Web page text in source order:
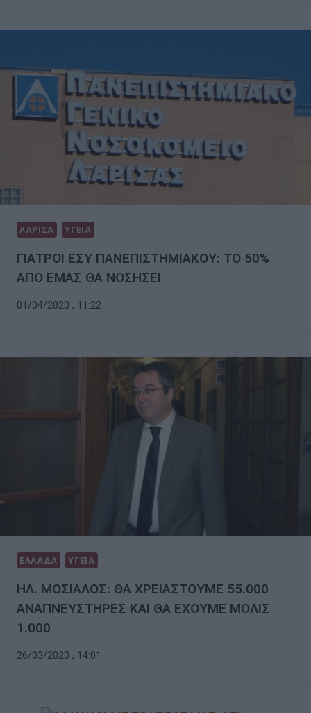
ΛΑΡΙΣΑ ΥΓΕΙΑ
ΓΙΑΤΡΟΙ ΕΣΥ ΠΑΝΕΠΙΣΤΗΜΙΑΚΟΥ: ΤΟ 50%
ΑΠΟ ΕΜΑΣ ΘΑ ΝΟΣΗΣΕΙ
01/04/2020 , 11:22
ΕΛΛΑΔΑ ΥΓΕΙΑ
ΗΛ. ΜΟΣΙΑΛΟΣ: ΘΑ ΧΡΕΙΑΣΤΟΥΜΕ 55.000
ΑΝΑΠΝΕΥΣΤΗΡΕΣ ΚΑΙ ΘΑ ΕΧΟΥΜΕ ΜΟΛΙΣ
1.000
26/03/2020 , 14:01